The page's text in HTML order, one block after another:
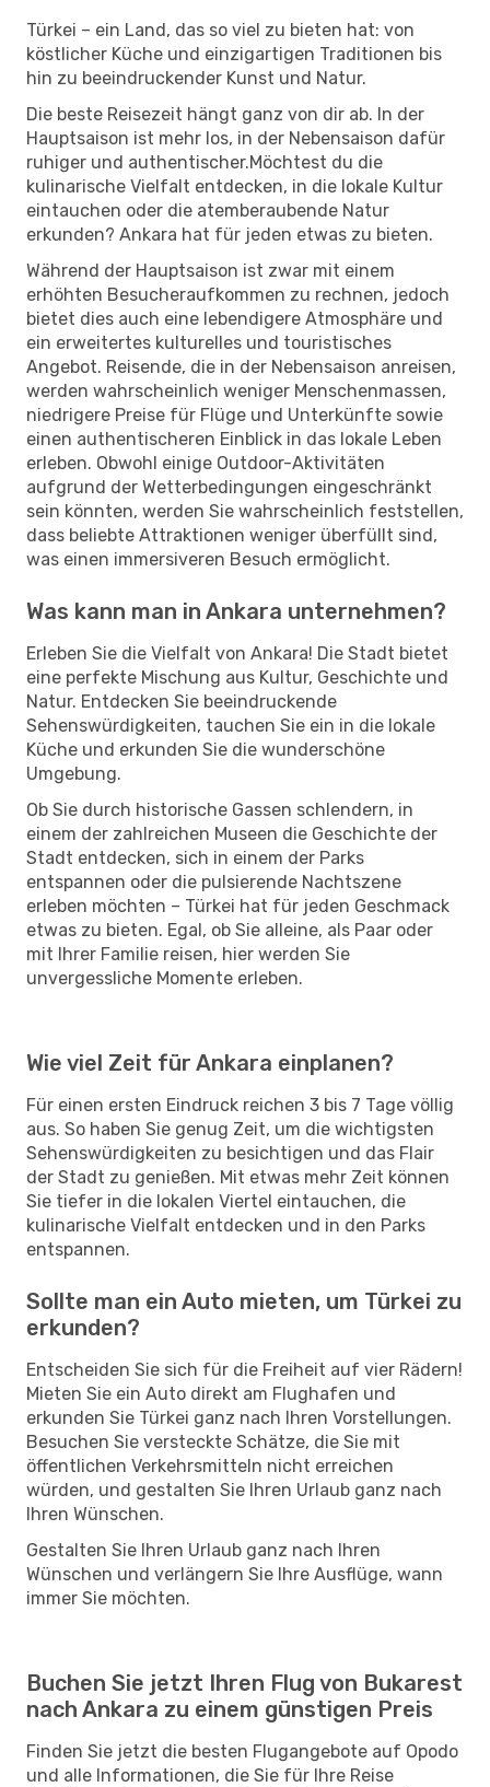
Türkei – ein Land, das so viel zu bieten hat: von
köstlicher Küche und einzigartigen Traditionen bis
hin zu beeindruckender Kunst und Natur.
Die beste Reisezeit hängt ganz von dir ab. In der
Hauptsaison ist mehr los, in der Nebensaison dafür
ruhiger und authentischer.Möchtest du die
kulinarische Vielfalt entdecken, in die lokale Kultur
eintauchen oder die atemberaubende Natur
erkunden? Ankara hat für jeden etwas zu bieten.
Während der Hauptsaison ist zwar mit einem
erhöhten Besucheraufkommen zu rechnen, jedoch
bietet dies auch eine lebendigere Atmosphäre und
ein erweitertes kulturelles und touristisches
Angebot. Reisende, die in der Nebensaison anreisen,
werden wahrscheinlich weniger Menschenmassen,
niedrigere Preise für Flüge und Unterkünfte sowie
einen authentischeren Einblick in das lokale Leben
erleben. Obwohl einige Outdoor-Aktivitäten
aufgrund der Wetterbedingungen eingeschränkt
sein könnten, werden Sie wahrscheinlich feststellen,
dass beliebte Attraktionen weniger überfüllt sind,
was einen immersiveren Besuch ermöglicht.
Was kann man in Ankara unternehmen?
Erleben Sie die Vielfalt von Ankara! Die Stadt bietet
eine perfekte Mischung aus Kultur, Geschichte und
Natur. Entdecken Sie beeindruckende
Sehenswürdigkeiten, tauchen Sie ein in die lokale
Küche und erkunden Sie die wunderschöne
Umgebung.
Ob Sie durch historische Gassen schlendern, in
einem der zahlreichen Museen die Geschichte der
Stadt entdecken, sich in einem der Parks
entspannen oder die pulsierende Nachtszene
erleben möchten – Türkei hat für jeden Geschmack
etwas zu bieten. Egal, ob Sie alleine, als Paar oder
mit Ihrer Familie reisen, hier werden Sie
unvergessliche Momente erleben.
Wie viel Zeit für Ankara einplanen?
Für einen ersten Eindruck reichen 3 bis 7 Tage völlig
aus. So haben Sie genug Zeit, um die wichtigsten
Sehenswürdigkeiten zu besichtigen und das Flair
der Stadt zu genießen. Mit etwas mehr Zeit können
Sie tiefer in die lokalen Viertel eintauchen, die
kulinarische Vielfalt entdecken und in den Parks
entspannen.
Sollte man ein Auto mieten, um Türkei zu
erkunden?
Entscheiden Sie sich für die Freiheit auf vier Rädern!
Mieten Sie ein Auto direkt am Flughafen und
erkunden Sie Türkei ganz nach Ihren Vorstellungen.
Besuchen Sie versteckte Schätze, die Sie mit
öffentlichen Verkehrsmitteln nicht erreichen
würden, und gestalten Sie Ihren Urlaub ganz nach
Ihren Wünschen.
Gestalten Sie Ihren Urlaub ganz nach Ihren
Wünschen und verlängern Sie Ihre Ausflüge, wann
immer Sie möchten.
Buchen Sie jetzt Ihren Flug von Bukarest
nach Ankara zu einem günstigen Preis
Finden Sie jetzt die besten Flugangebote auf Opodo
und alle Informationen, die Sie für Ihre Reise